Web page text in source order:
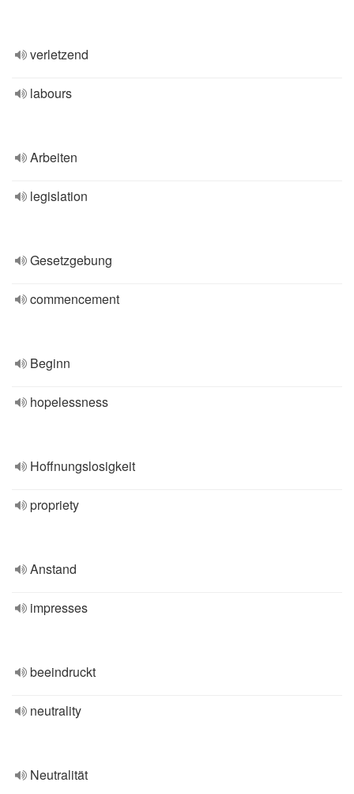
verletzend
labours
Arbeiten
legislation
Gesetzgebung
commencement
Beginn
hopelessness
Hoffnungslosigkeit
propriety
Anstand
impresses
beeindruckt
neutrality
Neutralität